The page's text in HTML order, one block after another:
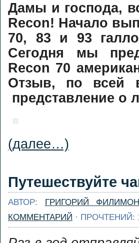
Дамы и господа,
Recon! Начало
70, 83 и 93
Сегодня мы
Recon 70
Отзыв, по всей
представление о
(далее…)
Путешествуйте
АВТОР: ГРИГОРИЙ
КОММЕНТАРИЙ · ПРОЧТЕНИЙ: